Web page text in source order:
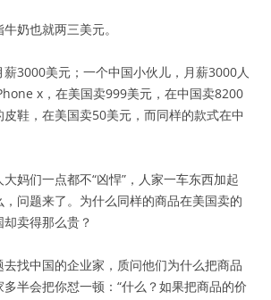
奶也就两三美元。
3000美元；一个中国小伙儿，月薪3000人
x，在美国卖999美元，在中国卖8200
鞋，在美国卖50美元，而同样的款式在中
妈们一点都不“凶悍”，人家一车东西加起
问题来了。为什么同样的商品在美国卖的
卖得那么贵？
找中国的企业家，质问他们为什么把商品
半会把你怼一顿：“什么？如果把商品的价